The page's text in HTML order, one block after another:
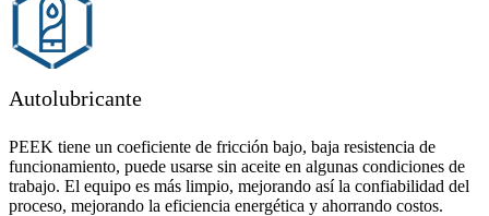
Autolubricante
PEEK tiene un coeficiente de fricción bajo, baja resistencia de
funcionamiento, puede usarse sin aceite en algunas condiciones de
trabajo. El equipo es más limpio, mejorando así la confiabilidad del
proceso, mejorando la eficiencia energética y ahorrando costos.